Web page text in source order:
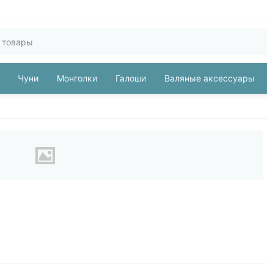
Чуни Монголки Галоши Валяные аксессуары